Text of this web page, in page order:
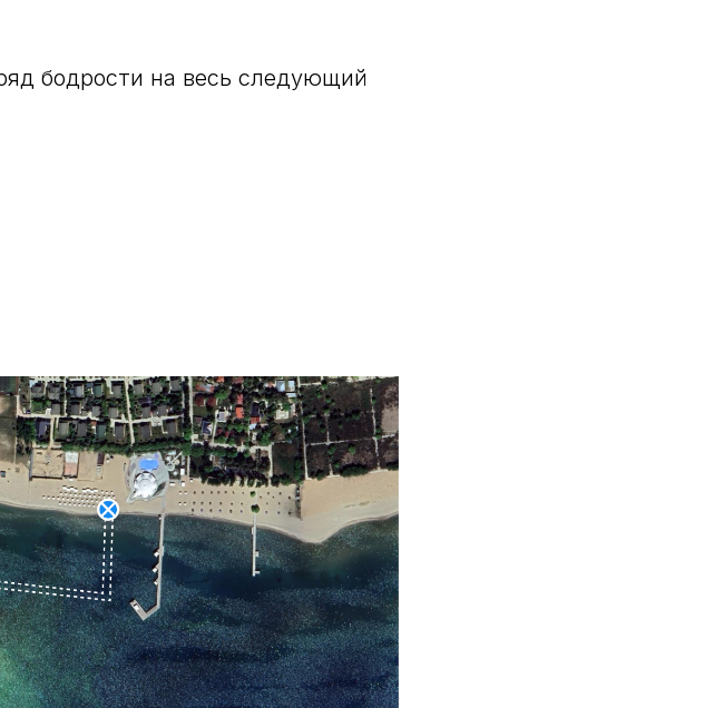
бодрости на весь следующий